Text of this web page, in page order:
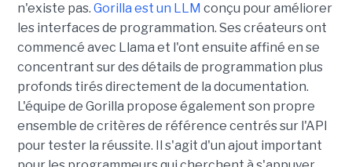
n'existe pas. Gorilla est un LLM conçu pour améliorer
les interfaces de programmation. Ses créateurs ont
commencé avec Llama et l'ont ensuite affiné en se
concentrant sur des détails de programmation plus
profonds tirés directement de la documentation.
L'équipe de Gorilla propose également son propre
ensemble de critères de référence centrés sur l'API
pour tester la réussite. Il s'agit d'un ajout important